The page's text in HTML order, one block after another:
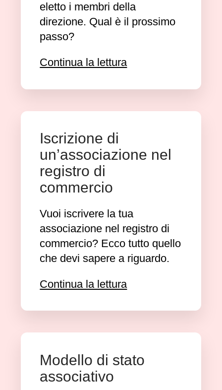
eletto i membri della
direzione. Qual è il prossimo
passo?
Continua la lettura
Iscrizione di
un’associazione nel
registro di
commercio
Vuoi iscrivere la tua
associazione nel registro di
commercio? Ecco tutto quello
che devi sapere a riguardo.
Continua la lettura
Modello di stato
associativo